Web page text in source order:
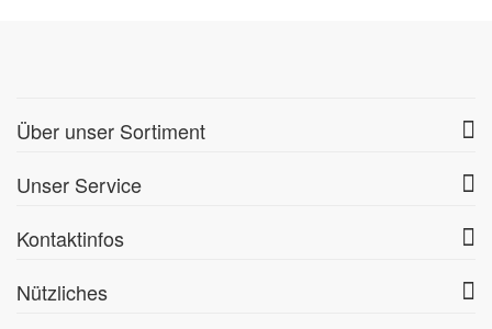
Über unser Sortiment
Unser Service
Kontaktinfos
Nützliches